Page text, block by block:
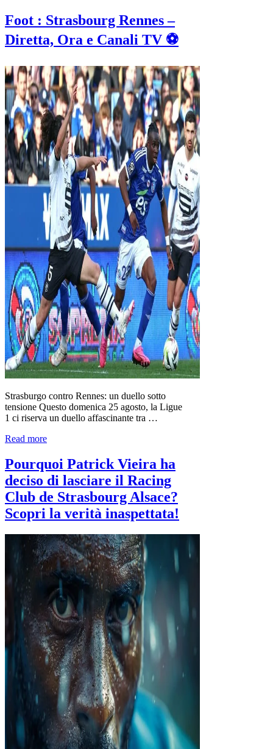
Foot : Strasbourg Rennes –
Diretta, Ora e Canali TV ⚽
Strasburgo contro Rennes: un duello sotto
tensione Questo domenica 25 agosto, la Ligue
1 ci riserva un duello affascinante tra …
Read more
Pourquoi Patrick Vieira ha
deciso di lasciare il Racing
Club de Strasbourg Alsace?
Scopri la verità inaspettata!